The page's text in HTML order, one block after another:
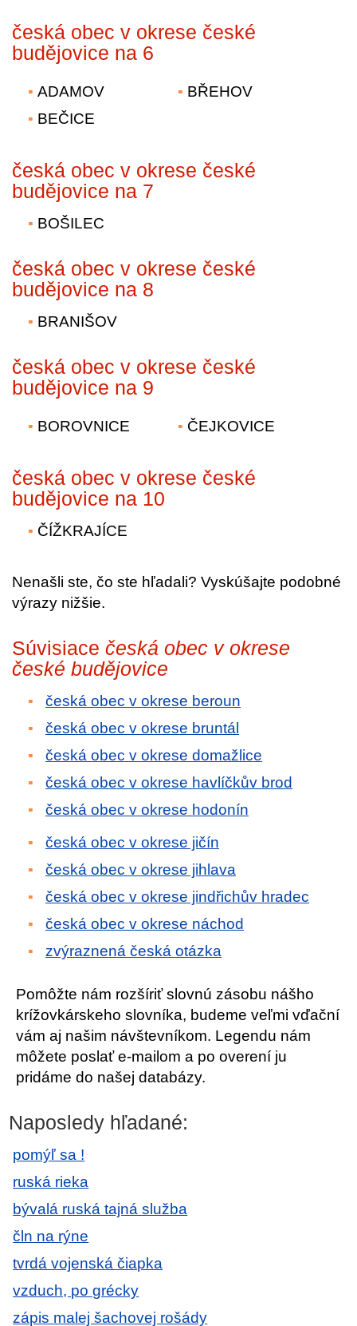
česká obec v okrese české
budějovice na 6
ADAMOV
BEČICE
BŘEHOV
česká obec v okrese české
budějovice na 7
BOŠILEC
česká obec v okrese české
budějovice na 8
BRANIŠOV
česká obec v okrese české
budějovice na 9
BOROVNICE ČEJKOVICE
česká obec v okrese české
budějovice na 10
ČÍŽKRAJÍCE
Nenašli ste, čo ste hľadali? Vyskúšajte podobné
výrazy nižšie.
Súvisiace česká obec v okrese
české budějovice
česká obec v okrese beroun
česká obec v okrese bruntál
česká obec v okrese domažlice
česká obec v okrese havlíčkův brod
česká obec v okrese hodonín
česká obec v okrese jičín
česká obec v okrese jihlava
česká obec v okrese jindřichův hradec
česká obec v okrese náchod
zvýraznená česká otázka
Pomôžte nám rozšíriť slovnú zásobu nášho
krížovkárskeho slovníka, budeme veľmi vďační
vám aj našim návštevníkom. Legendu nám
môžete poslať e-mailom a po overení ju
pridáme do našej databázy.
Naposledy hľadané:
pomýľ sa !
ruská rieka
bývalá ruská tajná služba
čln na rýne
tvrdá vojenská čiapka
vzduch, po grécky
zápis malej šachovej rošády